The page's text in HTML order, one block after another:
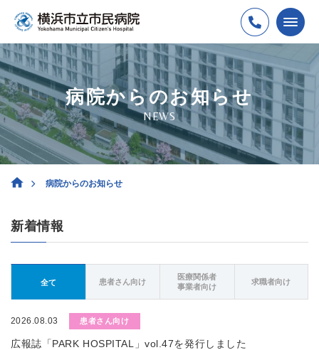
病院からのお知らせ
NEWS
病院からのお知らせ
新着情報
全て 患者さん向け
医療関係者
事業者向け
求職者向け
2026.08.03 患者さん向け
広報誌「PARK HOSPITAL」vol.47を発行しました